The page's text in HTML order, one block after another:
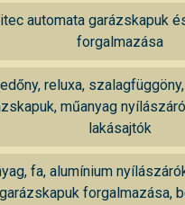
automata garázskapuk
forgalmazása
reluxa,
műanyag
lakásajtók
fa, alumínium
garázskapuk forgalmazása,